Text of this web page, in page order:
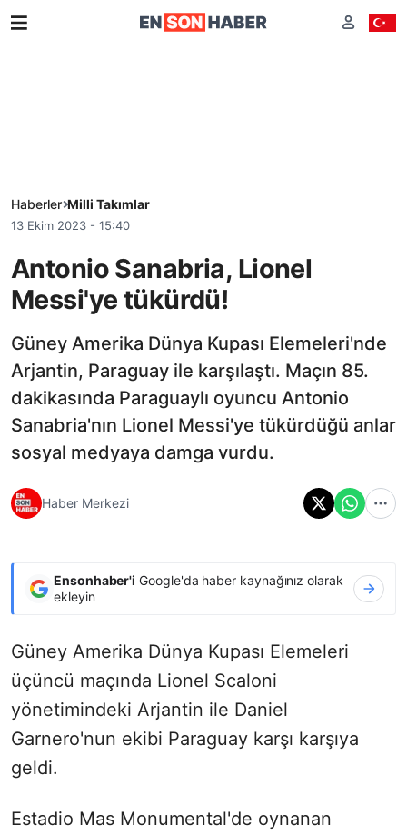
Haberler Milli Takımlar
13 Ekim 2023 - 15:40
Antonio Sanabria, Lionel
Messi'ye tükürdü!
Güney Amerika Dünya Kupası Elemeleri'nde
Arjantin, Paraguay ile karşılaştı. Maçın 85.
dakikasında Paraguaylı oyuncu Antonio
Sanabria'nın Lionel Messi'ye tükürdüğü anlar
sosyal medyaya damga vurdu.
Haber Merkezi
Ensonhaber'i Google'da haber kaynağınız olarak
ekleyin
Güney Amerika Dünya Kupası Elemeleri
üçüncü maçında Lionel Scaloni
yönetimindeki Arjantin ile Daniel
Garnero'nun ekibi Paraguay karşı karşıya
geldi.
Estadio Mas Monumental'de oynanan